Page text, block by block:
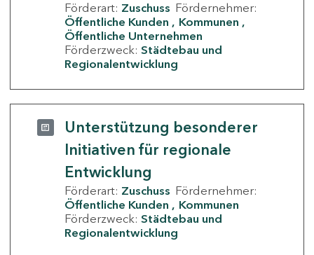
Förderart: Zuschuss Fördernehmer:
Öffentliche Kunden
Kommunen
Öffentliche Unternehmen
Förderzweck: Städtebau und
Regionalentwicklung
Unterstützung besonderer
Initiativen für regionale
Entwicklung
Förderart: Zuschuss Fördernehmer:
Öffentliche Kunden
Kommunen
Förderzweck: Städtebau und
Regionalentwicklung